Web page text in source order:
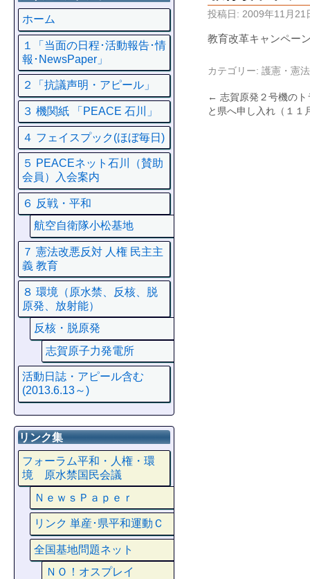
投稿日: 2009年11月21
教育改革キャンペー
カテゴリー: 護憲・憲
← 志賀原発２号機の
と県へ申し入れ（１１
ホーム
１「当面の日程･活動報告･情
報･NewsPaper」
２「抗議声明・アピール」
３ 機関紙 「PEACE 石川」
４ フェイスプック(ほぼ毎日)
５ PEACEネット石川（賛助
会員）入会案内
６ 反戦・平和
航空自衛隊小松基地
７ 憲法改悪反対 人権 民主主
義 教育
８ 環境（原水禁、反核、脱
原発、放射能）
反核・脱原発
志賀原子力発電所
活動日誌・アピール含む
(2013.6.13～)
リンク集
フォーラム平和・人権・環
境 原水禁国民会議
ＮｅｗｓＰａｐｅｒ
リンク 単産･県平和運動Ｃ
全国基地問題ネット
ＮＯ！オスプレイ